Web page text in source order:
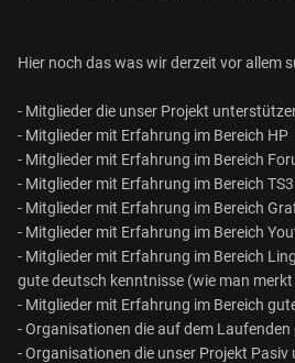
Hier noch das was wir derzeit vor allem
- Mitglieder die unser Projekt
- Mitglieder mit Erfahrung im Bereich HP
- Mitglieder mit Erfahrung im Bereich
- Mitglieder mit Erfahrung im Bereich TS3
- Mitglieder mit Erfahrung im Bereich
- Mitglieder mit Erfahrung im Bereich
- Mitglieder mit Erfahrung im Bereich
gute deutsch kenntnisse (wie man
- Mitglieder mit Erfahrung im Bereich
- Organisationen die auf dem
- Organisationen die unser Projekt